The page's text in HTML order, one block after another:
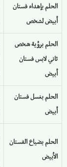
الحلم بإهداء فستان
أبيض لشخص
الحلم برؤية شخص
ثاني لابس فستان
أبيض
الحلم بغسل فستان
أبيض
الحلم بضياع الفستان
الأبيض